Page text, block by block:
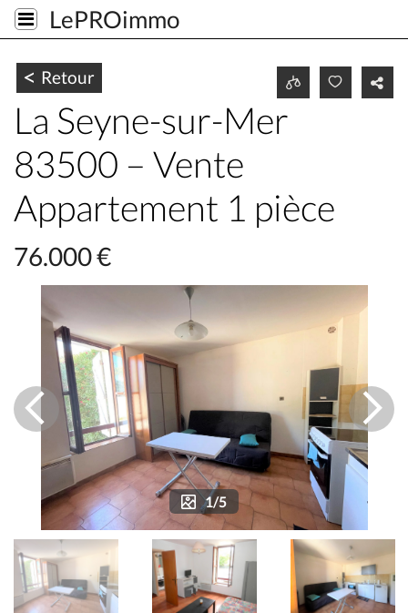
LePROimmo
< Retour
La Seyne-sur-Mer
83500 – Vente
Appartement 1 pièce
76.000 €
1/5